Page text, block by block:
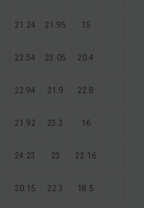
21.24 21.95 15
22.54 23.05 20.4
22.94 21.9 22.8
21.92 23.3 16
24.23 23 22.16
20.15 22.3 18.5